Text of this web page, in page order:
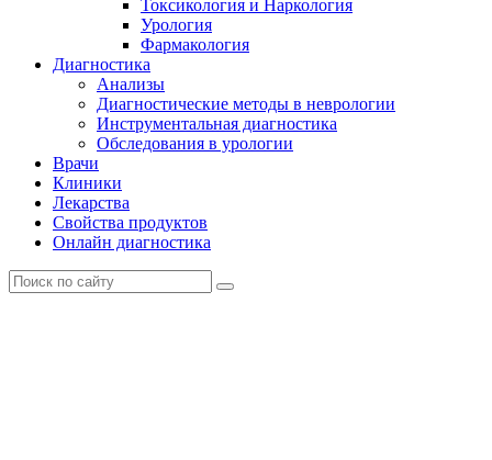
Токсикология и Наркология
Урология
Фармакология
Диагностика
Анализы
Диагностические методы в неврологии
Инструментальная диагностика
Обследования в урологии
Врачи
Клиники
Лекарства
Свойства продуктов
Онлайн диагностика